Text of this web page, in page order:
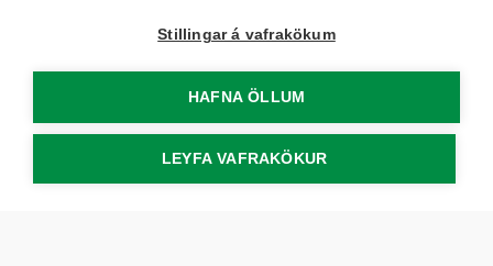
Stillingar á vafrakökum
HAFNA ÖLLUM
LEYFA VAFRAKÖKUR